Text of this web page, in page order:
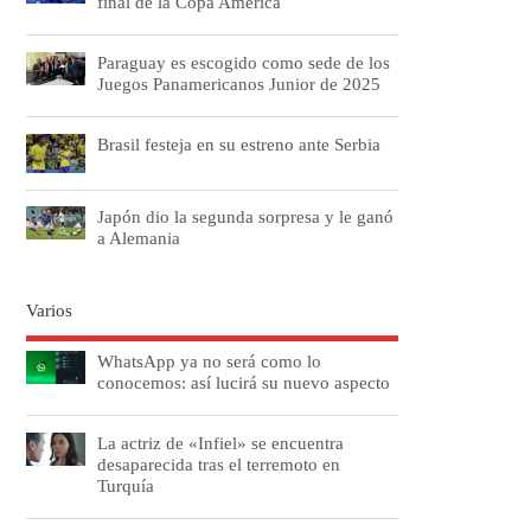
Paraguay es escogido como sede de los
Juegos Panamericanos Junior de 2025
Brasil festeja en su estreno ante Serbia
Japón dio la segunda sorpresa y le ganó
a Alemania
Varios
WhatsApp ya no será como lo
conocemos: así lucirá su nuevo aspecto
La actriz de «Infiel» se encuentra
desaparecida tras el terremoto en
Turquía